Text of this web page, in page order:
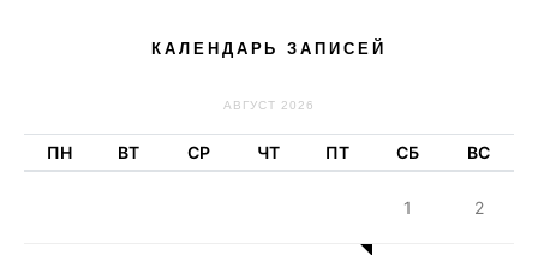
КАЛЕНДАРЬ ЗАПИСЕЙ
АВГУСТ 2026
ПН ВТ СР ЧТ ПТ СБ ВС
1 2